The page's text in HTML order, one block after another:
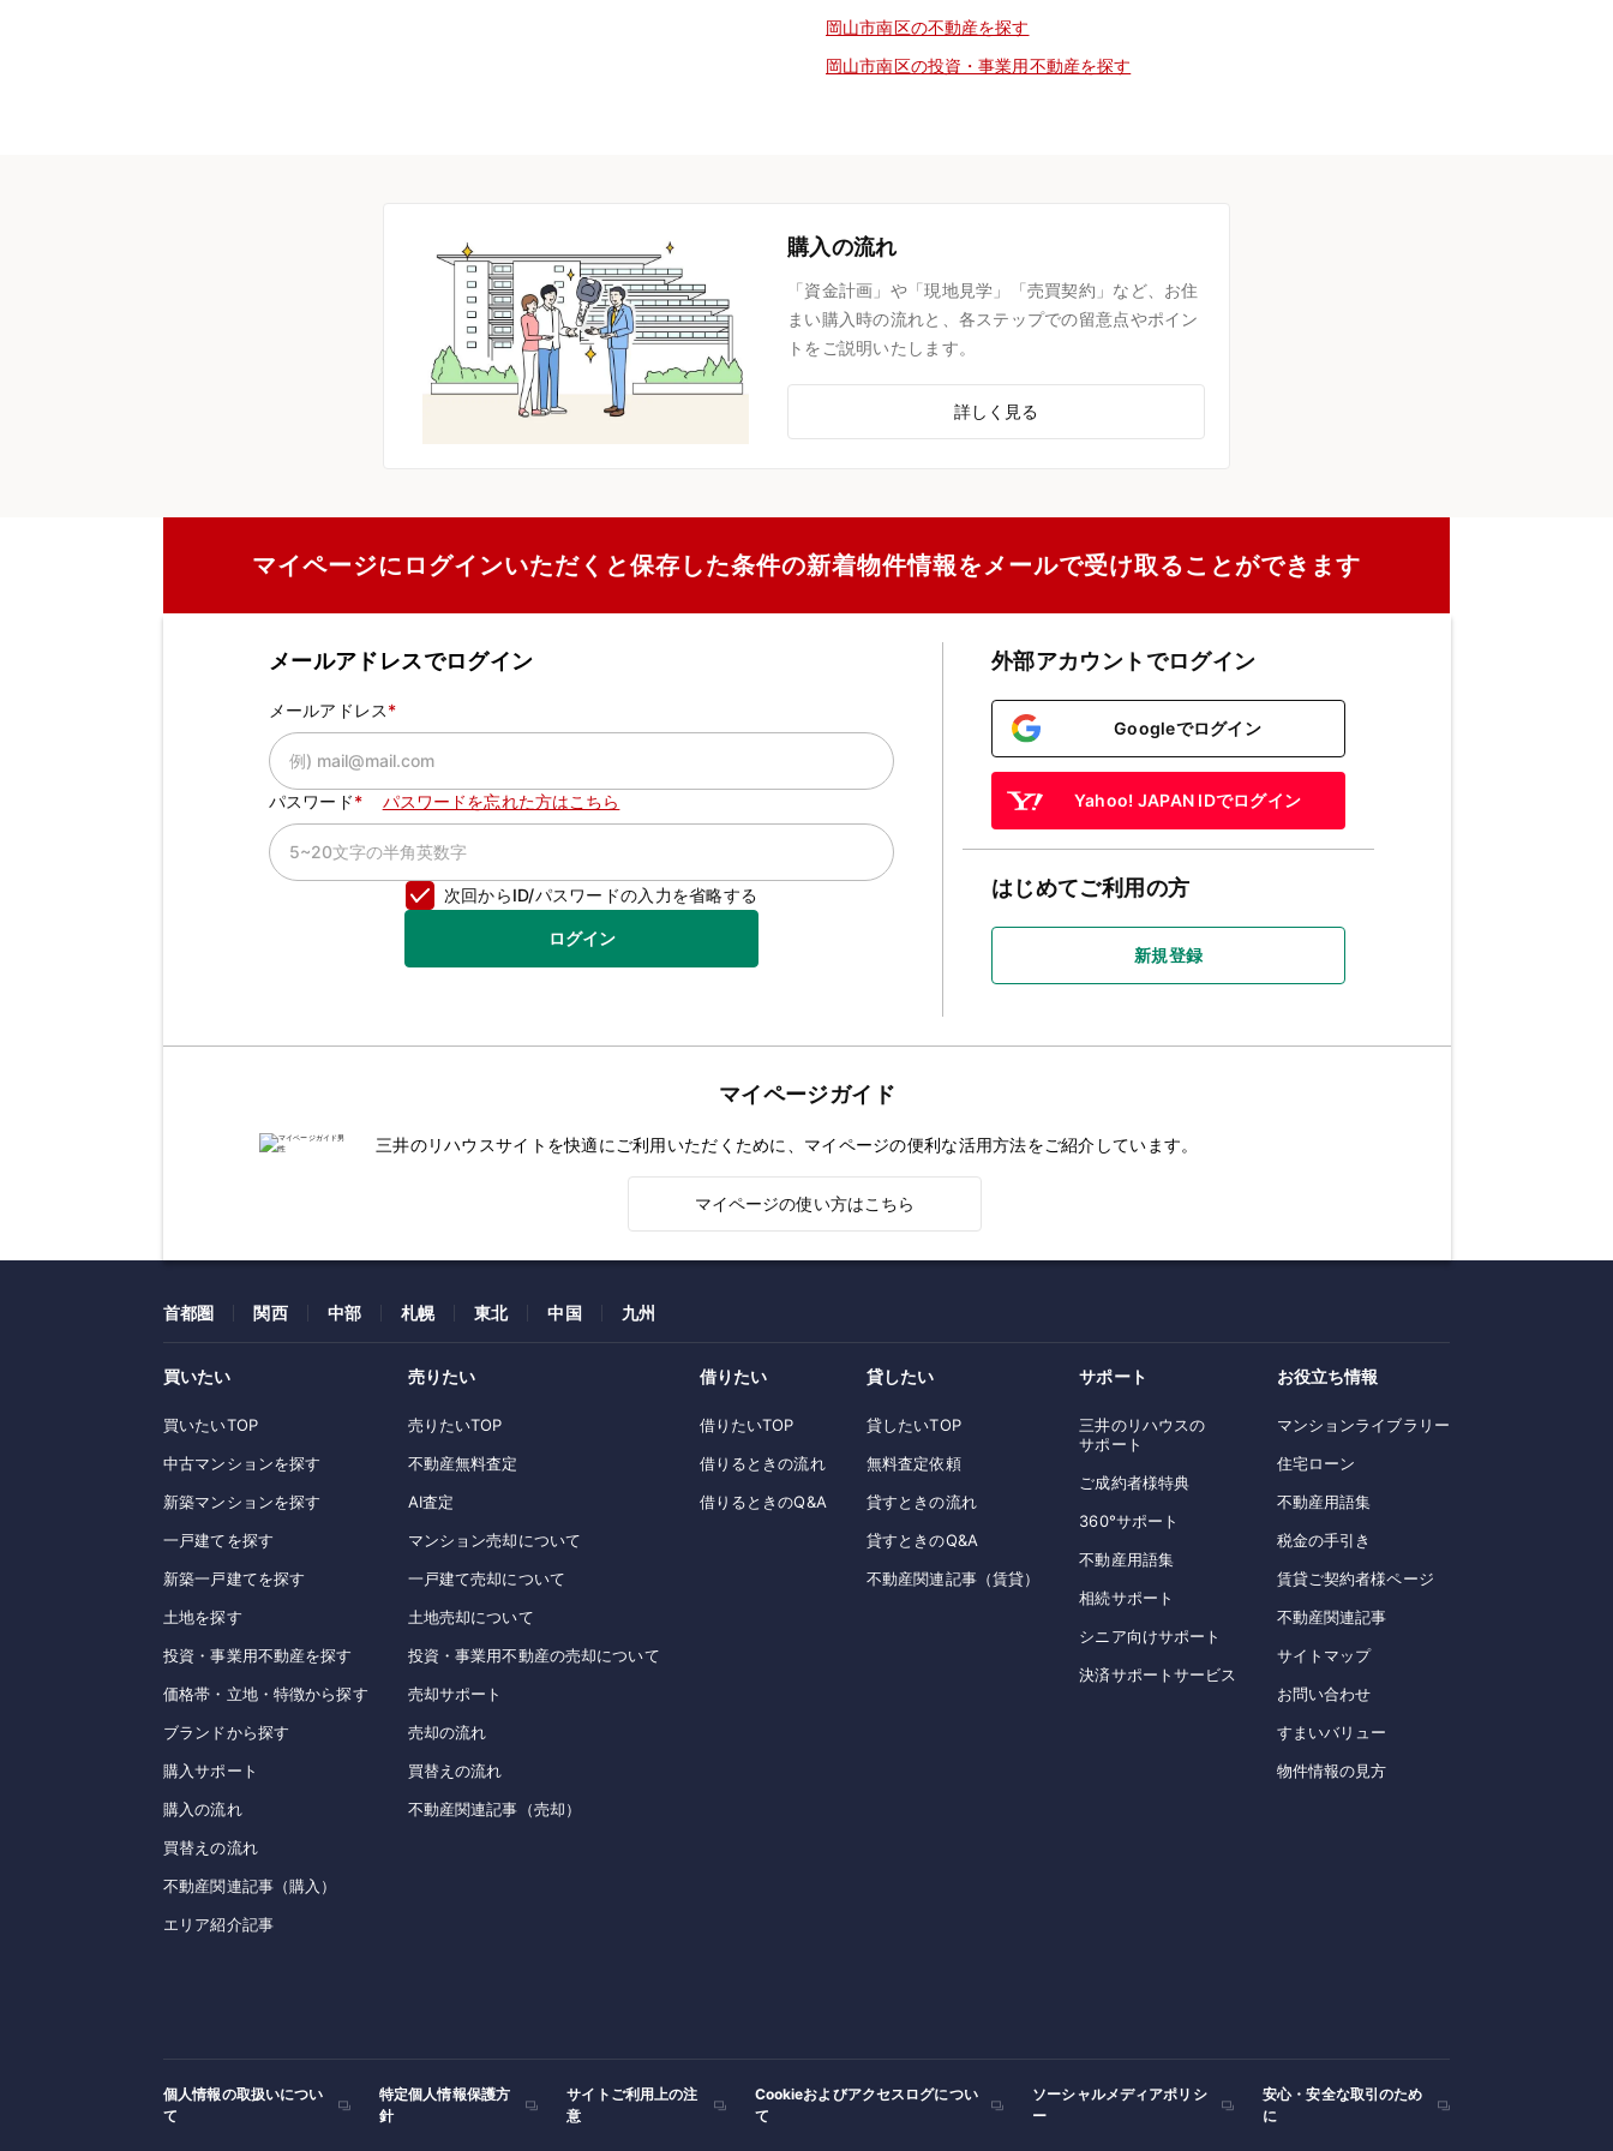
岡山市南区の不動産を探す
岡山市南区の投資・事業用不動産を探す
購入の流れ
「資金計画」や「現地見学」「売買契約」など、お住
まい購入時の流れと、各ステップでの留意点やポイン
トをご説明いたします。
詳しく見る
マイページにログインいただくと保存した条件の新着物件情報をメールで受け取ることができます
メールアドレスでログイン
メールアドレス
パスワード パスワードを忘れた方はこちら
次回からID/パスワードの入力を省略する
ログイン
外部アカウントでログイン
Googleでログイン
Yahoo! JAPAN IDでログイン
はじめてご利用の方
新規登録
マイページガイド
三井のリハウスサイトを快適にご利用いただくために、マイページの便利な活用方法をご紹介しています。
マイページの使い方はこちら
首都圏 関西 中部 札幌 東北 中国 九州
買いたい
買いたいTOP
中古マンションを探す
新築マンションを探す
一戸建てを探す
新築一戸建てを探す
土地を探す
投資・事業用不動産を探す
価格帯・立地・特徴から探す
ブランドから探す
購入サポート
購入の流れ
買替えの流れ
不動産関連記事（購入）
エリア紹介記事
売りたい
売りたいTOP
不動産無料査定
AI査定
マンション売却について
一戸建て売却について
土地売却について
投資・事業用不動産の売却について
売却サポート
売却の流れ
買替えの流れ
不動産関連記事（売却）
借りたい
借りたいTOP
借りるときの流れ
借りるときのQ&A
貸したい
貸したいTOP
無料査定依頼
貸すときの流れ
貸すときのQ&A
不動産関連記事（賃貸）
サポート
三井のリハウスの
サポート
ご成約者様特典
360°サポート
不動産用語集
相続サポート
シニア向けサポート
決済サポートサービス
お役立ち情報
マンションライブラリー
住宅ローン
不動産用語集
税金の手引き
賃貸ご契約者様ページ
不動産関連記事
サイトマップ
お問い合わせ
すまいバリュー
物件情報の見方
個人情報の取扱いについ
て
特定個人情報保護方
針
サイトご利用上の注
意
Cookieおよびアクセスログについ
て
ソーシャルメディアポリシ
ー
安心・安全な取引のため
に